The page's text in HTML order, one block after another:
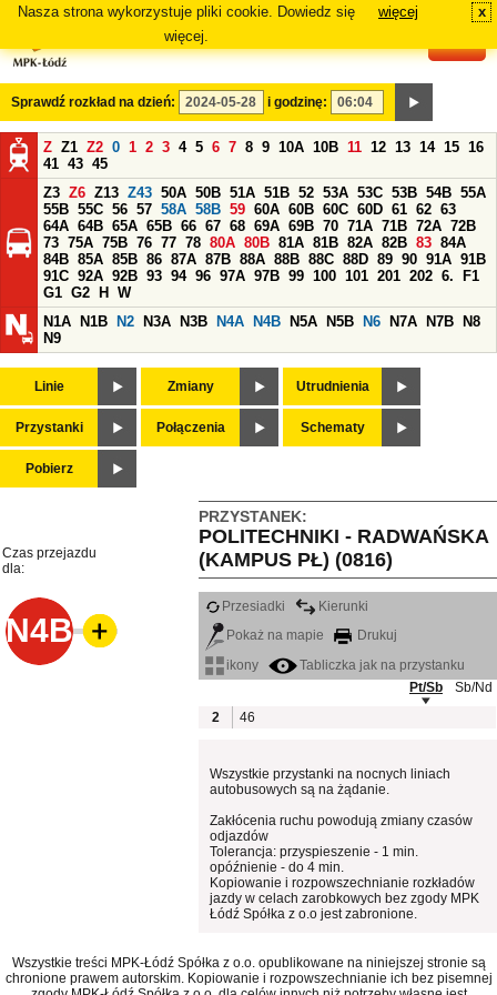
Nasza strona wykorzystuje pliki cookie. Dowiedz się
więcej.
więcej x
Sprawdź rozkład na dzień: i godzinę:
Z Z1 Z2 0 1 2 3 4 5 6 7 8 9 10A 10B 11 12 13 14 15 16
41 43 45
Z3 Z6 Z13 Z43 50A 50B 51A 51B 52 53A 53C 53B 54B 55A
55B 55C 56 57 58A 58B 59 60A 60B 60C 60D 61 62 63
64A 64B 65A 65B 66 67 68 69A 69B 70 71A 71B 72A 72B
73 75A 75B 76 77 78 80A 80B 81A 81B 82A 82B 83 84A
84B 85A 85B 86 87A 87B 88A 88B 88C 88D 89 90 91A 91B
91C 92A 92B 93 94 96 97A 97B 99 100 101 201 202 6.
F1
G1 G2 H
W
N1A
N1B N2 N3A N3B N4A N4B N5A N5B N6 N7A N7B
N8
N9
Linie Zmiany Utrudnienia
Przystanki Połączenia Schematy
Pobierz
PRZYSTANEK:
POLITECHNIKI - RADWAŃSKA
(KAMPUS PŁ) (0816)
Czas przejazdu
dla:
N4B
Przesiadki
Kierunki
Pokaż na mapie
Drukuj
ikony
Tabliczka jak na przystanku
Pt/Sb
Sb/Nd
2
46
Wszystkie przystanki na nocnych liniach
autobusowych są na żądanie.
Zakłócenia ruchu powodują zmiany czasów
odjazdów
Tolerancja: przyspieszenie - 1 min.
opóźnienie - do 4 min.
Kopiowanie i rozpowszechnianie rozkładów
jazdy w celach zarobkowych bez zgody MPK
Łódź Spółka z o.o jest zabronione.
Wszystkie treści MPK-Łódź Spółka z o.o. opublikowane na niniejszej stronie są
chronione prawem autorskim. Kopiowanie i rozpowszechnianie ich bez pisemnej